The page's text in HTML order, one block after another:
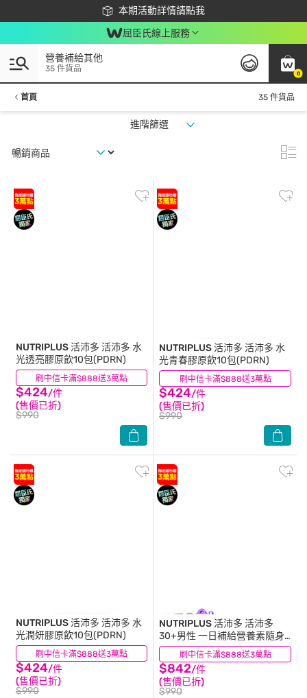
本期活動詳情請點我
下載app最高回饋$350
屈臣氏線上服務
0
營養補給其他
35 件貨品
首頁 35 件貨品
進階篩選
刷中信卡滿$888送3萬點
NUTRIPLUS 活沛多 活沛多 水
光透亮膠原飲10包(PDRN)
$424/件
(售價已折)
$990
(0) 刷中信卡滿$888送3萬點
NUTRIPLUS 活沛多 活沛多 水
光青春膠原飲10包(PDRN)
$424/件
(售價已折)
$990
(0)
刷中信卡滿$888送3萬點
NUTRIPLUS 活沛多 活沛多 水
光潤妍膠原飲10包(PDRN)
$424/件
(售價已折)
$990
(0) 刷中信卡滿$888送3萬點
NUTRIPLUS 活沛多 活沛多
30+男性 一日補給營養素隨身
包21入
$842/件
(售價已折)
$990
(3)